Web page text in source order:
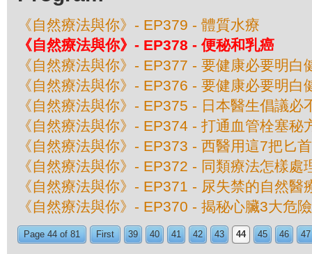
《自然療法與你》- EP379 - 體質水療
《自然療法與你》- EP378 - 便秘和乳癌
《自然療法與你》- EP377 - 要健康必要明白
《自然療法與你》- EP376 - 要健康必要明白
《自然療法與你》- EP375 - 日本醫生倡議必
《自然療法與你》- EP374 - 打通血管栓塞秘
《自然療法與你》- EP373 - 西醫用這7把匕
《自然療法與你》- EP372 - 同類療法怎樣處
《自然療法與你》- EP371 - 尿失禁的自然醫
《自然療法與你》- EP370 - 揭秘心臟3大危
Page 44 of 81 First 39 40 41 42 43 44 45 46 47